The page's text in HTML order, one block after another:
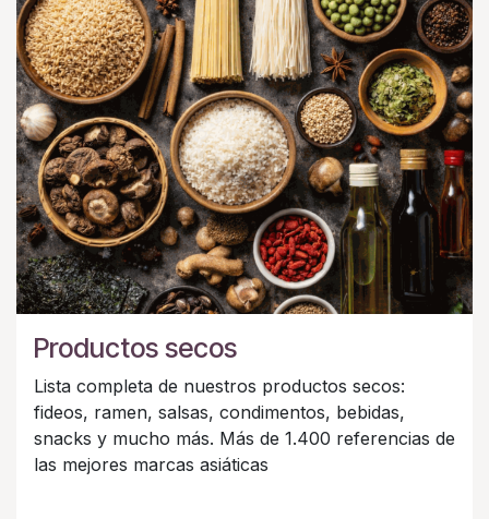
Productos secos
Lista completa de nuestros productos secos:
fideos, ramen, salsas, condimentos, bebidas,
snacks y mucho más. Más de 1.400 referencias de
las mejores marcas asiáticas